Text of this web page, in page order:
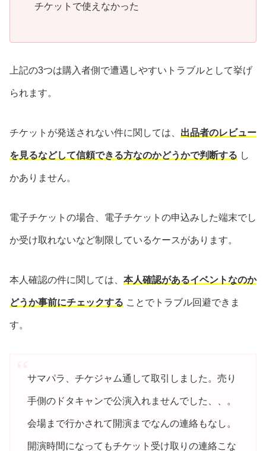
チケットで使えなかった
上記の3つは購入者側で遭遇しやすいトラブルとして挙げ
られます。
チケットが発送されない件に関しては、 出品者のレビュー
を見るなどして信頼できる方なのかどうかで判断する し
かありません。
電子チケットの場合、電子チケットの申込みした端末でし
か受け取れないなど制限しているケースがあります。
本人確認の件に関しては、 本人確認があるイベントなのか
どうか事前にチェックする ことでトラブル回避できま
す。
サマパラ、チケジャム通して取引しました。売り
手側のドタキャンで公演入れませんでした、、。
会場まで行かされて開演までなんの連絡もなし。
開演時間になってもチケット受け取りの連絡こな